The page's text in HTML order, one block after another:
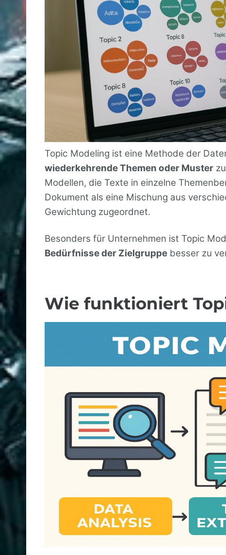
Topic Modeling ist eine Methode der
wiederkehrende Themen oder Muster
Modellen, die Texte in einzelne
Dokument als eine Mischung aus
Gewichtung zugeordnet.
Besonders für Unternehmen ist Topic
Bedürfnisse der Zielgruppe besser zu
Wie funktioniert